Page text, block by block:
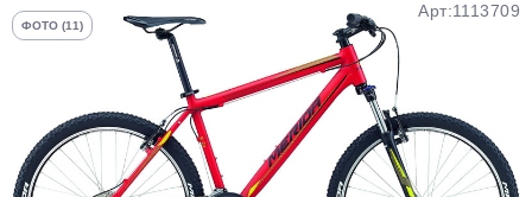
ФОТО (11)
Арт:1113709
Добавляйте товары